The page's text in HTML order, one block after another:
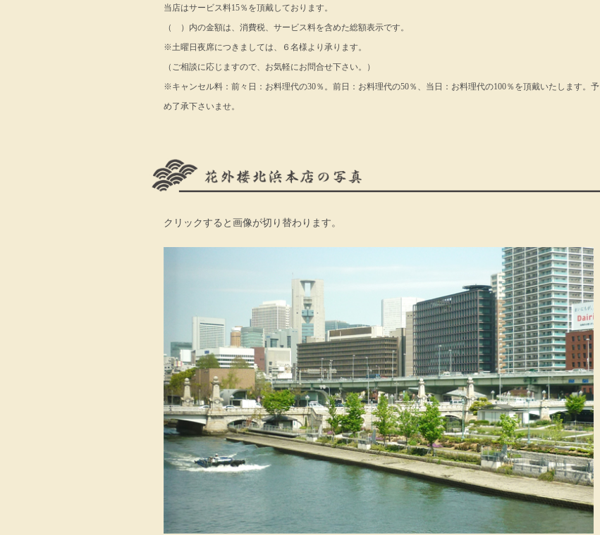
当店はサービス料15％を頂戴しております。
（ ）内の金額は、消費税、サービス料を含めた総額表示です。
※土曜日夜席につきましては、６名様より承ります。
（ご相談に応じますので、お気軽にお問合せ下さい。）
※キャンセル料：前々日：お料理代の30％。前日：お料理代の50％、当日：お料理代の100％を頂戴いたします。予
め了承下さいませ。
クリックすると画像が切り替わります。